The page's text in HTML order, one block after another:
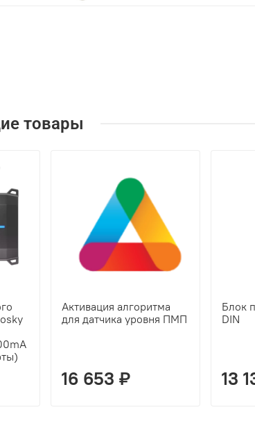
товары
Активация алгоритма
для датчика уровня ПМП
16 653 ₽
Блок
DIN
13